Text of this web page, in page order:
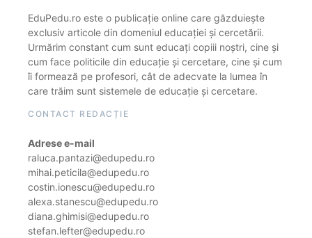
EduPedu.ro este o publicație online care găzduiește
exclusiv articole din domeniul educației și cercetării.
Urmărim constant cum sunt educați copiii noștri, cine și
cum face politicile din educație și cercetare, cine și cum
îi formează pe profesori, cât de adecvate la lumea în
care trăim sunt sistemele de educație și cercetare.
CONTACT REDACȚIE
Adrese e-mail
raluca.pantazi@edupedu.ro
mihai.peticila@edupedu.ro
costin.ionescu@edupedu.ro
alexa.stanescu@edupedu.ro
diana.ghimisi@edupedu.ro
stefan.lefter@edupedu.ro